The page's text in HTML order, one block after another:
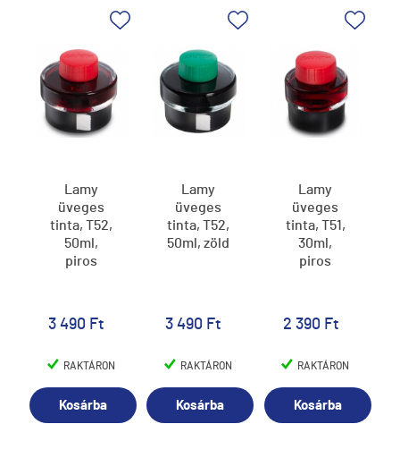
Lamy
üveges
tinta, T52,
50ml,
piros
3 490 Ft
RAKTÁRON
Kosárba
Lamy
üveges
tinta, T52,
50ml, zöld
3 490 Ft
RAKTÁRON
Kosárba
Lamy
üveges
tinta, T51,
30ml,
piros
2 390 Ft
RAKTÁRON
Kosárba